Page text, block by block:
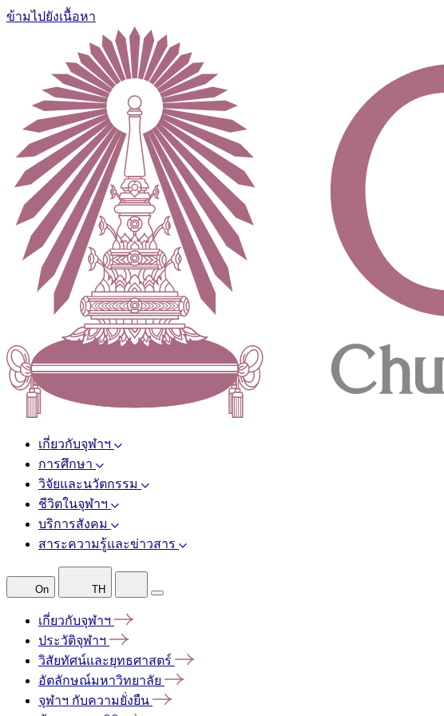
ข้ามไปยังเนื้อหา
เกี่ยวกับจุฬาฯ
การศึกษา
วิจัยและนวัตกรรม
ชีวิตในจุฬาฯ
บริการสังคม
สาระความรู้และข่าวสาร
On TH
เกี่ยวกับจุฬาฯ
ประวัติจุฬาฯ
วิสัยทัศน์และยุทธศาสตร์
อัตลักษณ์มหาวิทยาลัย
จุฬาฯ กับความยั่งยืน